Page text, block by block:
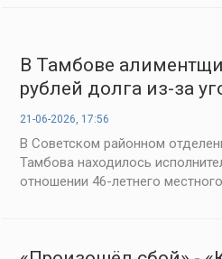
В Тамбове
рублей долга из-за
21-06-2026, 17:56
В Советском районном
Тамбова находилось
отношении 46-летнего